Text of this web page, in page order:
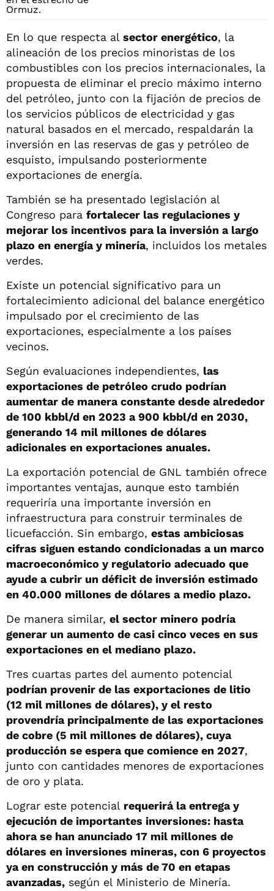
En lo que respecta al sector energético, la
alineación de los precios minoristas de los
combustibles con los precios internacionales, la
propuesta de eliminar el precio máximo interno
del petróleo, junto con la fijación de precios de
los servicios públicos de electricidad y gas
natural basados en el mercado, respaldarán la
inversión en las reservas de gas y petróleo de
esquisto, impulsando posteriormente
exportaciones de energía.
También se ha presentado legislación al
Congreso para fortalecer las regulaciones y
mejorar los incentivos para la inversión a largo
plazo en energía y minería, incluidos los metales
verdes.
Existe un potencial significativo para un
fortalecimiento adicional del balance energético
impulsado por el crecimiento de las
exportaciones, especialmente a los países
vecinos.
Según evaluaciones independientes, las
exportaciones de petróleo crudo podrían
aumentar de manera constante desde alrededor
de 100 kbbl/d en 2023 a 900 kbbl/d en 2030,
generando 14 mil millones de dólares
adicionales en exportaciones anuales.
La exportación potencial de GNL también ofrece
importantes ventajas, aunque esto también
requeriría una importante inversión en
infraestructura para construir terminales de
licuefacción. Sin embargo, estas ambiciosas
cifras siguen estando condicionadas a un marco
macroeconómico y regulatorio adecuado que
ayude a cubrir un déficit de inversión estimado
en 40.000 millones de dólares a medio plazo.
De manera similar, el sector minero podría
generar un aumento de casi cinco veces en sus
exportaciones en el mediano plazo.
Tres cuartas partes del aumento potencial
podrían provenir de las exportaciones de litio
(12 mil millones de dólares), y el resto
provendría principalmente de las exportaciones
de cobre (5 mil millones de dólares), cuya
producción se espera que comience en 2027,
junto con cantidades menores de exportaciones
de oro y plata.
Lograr este potencial requerirá la entrega y
ejecución de importantes inversiones: hasta
ahora se han anunciado 17 mil millones de
dólares en inversiones mineras, con 6 proyectos
ya en construcción y más de 70 en etapas
avanzadas, según el Ministerio de Minería.